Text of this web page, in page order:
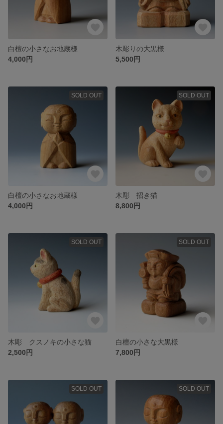
白檀の小さなお地蔵様
4,000円
木彫りの大黒様
5,500円
SOLD OUT
白檀の小さなお地蔵様
4,000円
SOLD OUT
木彫 招き猫
8,800円
SOLD OUT
木彫 クスノキの小さな猫
2,500円
SOLD OUT
白檀の小さな大黒様
7,800円
SOLD OUT SOLD OUT